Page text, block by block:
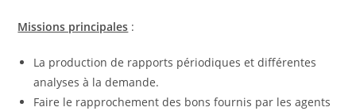
Missions principales :
La production de rapports périodiques et différentes
analyses à la demande.
Faire le rapprochement des bons fournis par les agents